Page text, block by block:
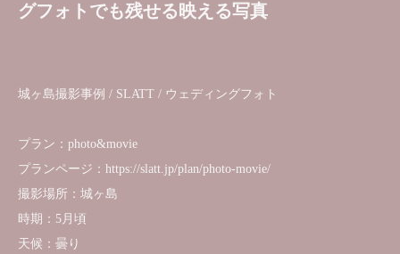
グフォトでも残せる映える写真
城ヶ島撮影事例 / SLATT / ウェディングフォト
プラン：photo&movie
プランページ：https://slatt.jp/plan/photo-movie/
撮影場所：城ヶ島
時期：5月頃
天候：曇り